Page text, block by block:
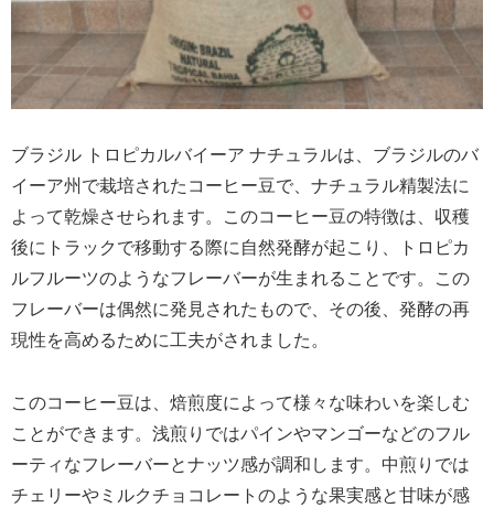
ブラジル トロピカルバイーア ナチュラルは、ブラジルのバ
イーア州で栽培されたコーヒー豆で、ナチュラル精製法に
よって乾燥させられます。このコーヒー豆の特徴は、収穫
後にトラックで移動する際に自然発酵が起こり、トロピカ
ルフルーツのようなフレーバーが生まれることです。この
フレーバーは偶然に発見されたもので、その後、発酵の再
現性を高めるために工夫がされました。
このコーヒー豆は、焙煎度によって様々な味わいを楽しむ
ことができます。浅煎りではパインやマンゴーなどのフル
ーティなフレーバーとナッツ感が調和します。中煎りでは
チェリーやミルクチョコレートのような果実感と甘味が感